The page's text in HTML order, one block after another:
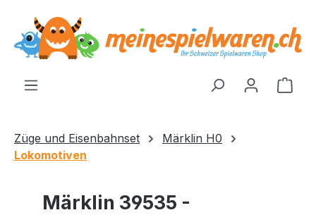
springen
Züge und Eisenbahnset
Märklin H0
Lokomotiven
Märklin 39535 -